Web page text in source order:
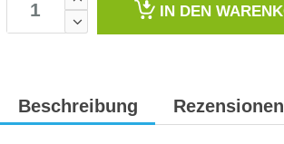
IN DEN
Beschreibung Rezensionen